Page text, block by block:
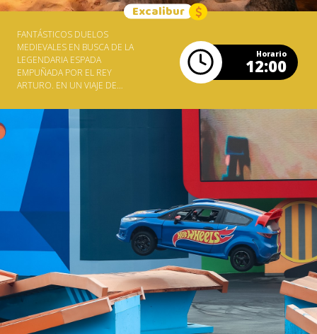
Excalibur
FANTÁSTICOS DUELOS
MEDIEVALES EN BUSCA DE LA
LEGENDARIA ESPADA
EMPUÑADA POR EL REY
ARTURO. EN UN VIAJE DE
LLEGAMOS A LA EDAD MEDIA
EN UN MOMENTO DE
AVENTURA CRUCIAL. EL
CASTILLO, TODO DECORADO
CON BLASONES DE LA NOBLE
ARISTOCRACIA, ES ESCENARIO
DE UN MAGNÍFICO
ESPECTÁCULO. EL NARRADOR
APACIGUA A LA HINCHADA,
QUE VIBRA MIENTRAS SU
CABALLERO FAVORITO LUCHA
BRAVAMENTE EN UNA
VALIENTE PRUEBA DE
HEROÍSMO MEDIEVAL. *
ATRACCIÓN PAGA A PARTE.
COMPRAR ENTRADA 1 DÍA
ADULTO COMPRAR UN BILLETE
DE UN DÍA NIÑOS
Horario
12:00